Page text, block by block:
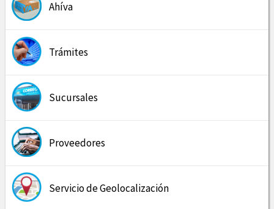
Ahíva
Trámites
Sucursales
Proveedores
Servicio de Geolocalización